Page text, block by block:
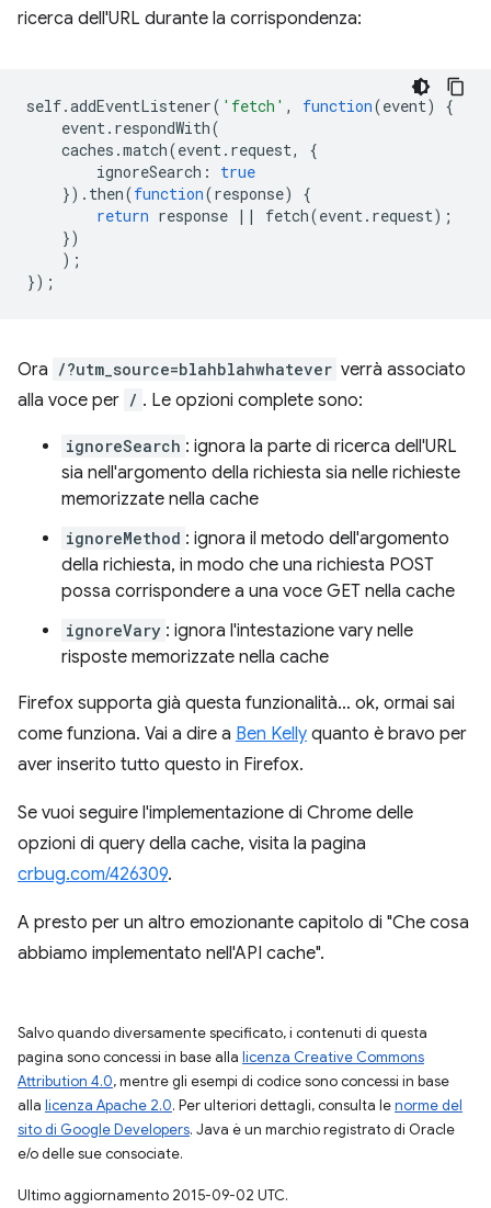
ricerca dell'URL durante la corrispondenza:
self.addEventListener( 'fetch' , function(event)
{
event. respondWith(
caches .match(event. request,
{
ignoreSearch :
true
}). then(function(response)
{
return response || fetch(event. request);
})
);
});
Ora /?utm_source=blahblahwhatever verrà associato
alla voce per / . Le opzioni complete sono:
ignoreSearch : ignora la parte di ricerca dell'URL
sia nell'argomento della richiesta sia nelle richieste
memorizzate nella cache
ignoreMethod : ignora il metodo dell'argomento
della richiesta, in modo che una richiesta POST
possa corrispondere a una voce GET nella cache
ignoreVary : ignora l'intestazione vary nelle
risposte memorizzate nella cache
Firefox supporta già questa funzionalità… ok, ormai sai
come funziona. Vai a dire a Ben Kelly quanto è bravo per
aver inserito tutto questo in Firefox.
Se vuoi seguire l'implementazione di Chrome delle
opzioni di query della cache, visita la pagina
crbug.com/426309.
A presto per un altro emozionante capitolo di "Che cosa
abbiamo implementato nell'API cache".
Salvo quando diversamente specificato, i contenuti di questa
pagina sono concessi in base alla licenza Creative Commons
Attribution 4.0, mentre gli esempi di codice sono concessi in base
alla licenza Apache 2.0. Per ulteriori dettagli, consulta lenorme del
sito di Google Developers. Java è un marchio registrato di Oracle
e/o delle sue consociate.
Ultimo aggiornamento 2015-09-02 UTC.